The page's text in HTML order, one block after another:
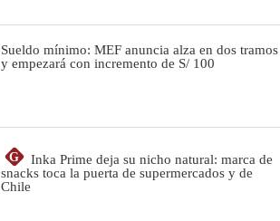
Sueldo mínimo: MEF anuncia alza en dos tramos
y empezará con incremento de S/ 100
G
Inka Prime deja su nicho natural: marca de
snacks toca la puerta de supermercados y de
Chile